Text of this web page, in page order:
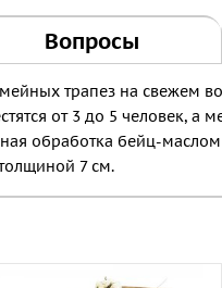
Вопросы
трапез на свежем
от 3 до 5 человек, а
обработка бейц-
7 см.